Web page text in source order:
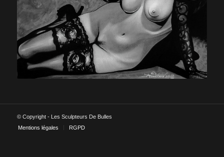
© Copyright - Les Sculpteurs De Bulles
Mentions légales
RGPD